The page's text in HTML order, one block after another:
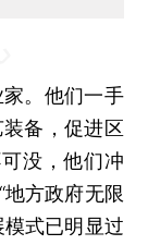
。他们一手
备，促进区
没，他们冲
方政府无限
模式已明显过